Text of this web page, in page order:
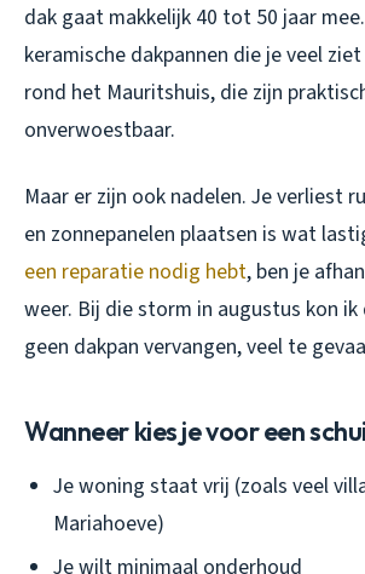
dak gaat makkelijk 40 tot 50 jaar
keramische dakpannen die je veel
rond het Mauritshuis, die zijn
onverwoestbaar.
Maar er zijn ook nadelen. Je verliest
en zonnepanelen plaatsen is wat
een reparatie nodig hebt, ben je
weer. Bij die storm in augustus kon
geen dakpan vervangen, veel te
Wanneer kies je voor een
Je woning staat vrij (zoals veel
Mariahoeve)
Je wilt minimaal onderhoud